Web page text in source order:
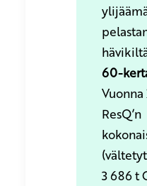
60-
ResQ’n
3 686 t